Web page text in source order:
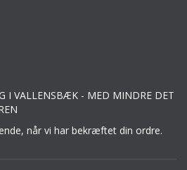
I VALLENSBÆK - MED MINDRE DET
når vi har bekræftet din ordre.